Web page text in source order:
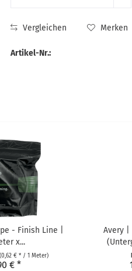
Vergleichen Merken
Artikel-Nr.:
- Finish Line |
x...
(0,62 € * / 1 Meter)
€ *
Avery |